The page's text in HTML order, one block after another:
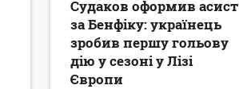
Судаков оформив асист
за Бенфіку: українець
зробив першу гольову
дію у сезоні у Лізі
Європи